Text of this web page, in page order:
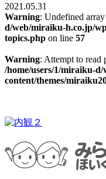
2021.05.31
Warning: Undefined
d/web/miraiku-h.co.jp/
topics.php on line 57
Warning: Attempt to
/home/users/1/miraiku-
content/themes/